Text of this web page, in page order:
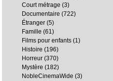
Court métrage (3)
Documentaire (722)
Étranger (5)
Famille (61)
Films pour enfants (1)
Histoire (196)
Horreur (370)
Mystère (182)
NobleCinemaWide (3)